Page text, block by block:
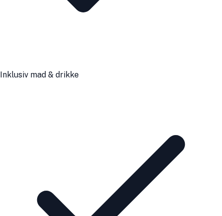
Inklusiv mad & drikke